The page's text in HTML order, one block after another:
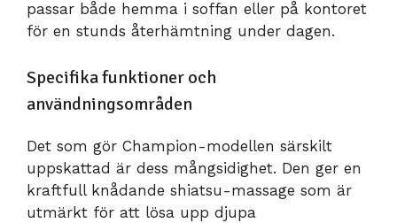
passar både hemma i soffan eller på kontoret
för en stunds återhämtning under dagen.
Specifika funktioner och
användningsområden
Det som gör Champion-modellen särskilt
uppskattad är dess mångsidighet. Den ger en
kraftfull knådande shiatsu-massage som är
utmärkt för att lösa upp djupa